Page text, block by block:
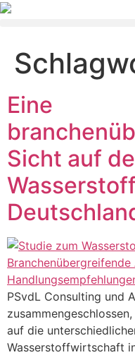
Eine
Sicht auf
PSvdL Consulting und
auf die
Wasserstoffwirtschaft